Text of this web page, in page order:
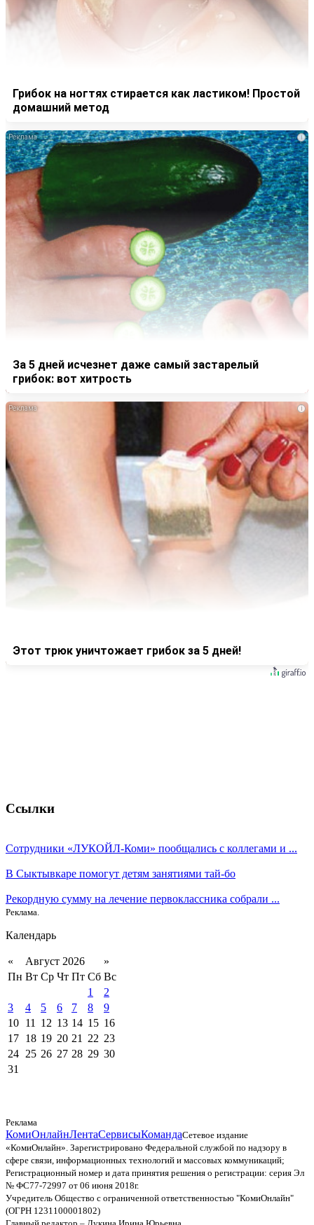
Грибок на ногтях стирается как ластиком! Простой
домашний метод
i
За 5 дней исчезнет даже самый застарелый
грибок: вот хитрость
i
Этот трюк уничтожает грибок за 5 дней!
Ссылки
Сотрудники «ЛУКОЙЛ-Коми» пообщались с коллегами и ...
В Сыктывкаре помогут детям занятиями тай-бо
Рекордную сумму на лечение первоклассника собрали ...
Реклама.
Календарь
« Август 2026
»
Пн Вт Ср Чт Пт Сб Вс
1
2
3
4 5 6 7 8
9
10 11 12 13 14 15 16
17 18 19 20 21 22 23
24 25 26 27 28 29 30
31
Реклама
КомиОнлайнЛентаСервисыКомандаСетевое издание
«КомиОнлайн». Зарегистрировано Федеральной службой по надзору в
сфере связи, информационных технологий и массовых коммуникаций;
Регистрационный номер и дата принятия решения о регистрации: серия Эл
№ ФС77-72997 от 06 июня 2018г.
Учредитель Общество с ограниченной ответственностью "КомиОнлайн"
(ОГРН 1231100001802)